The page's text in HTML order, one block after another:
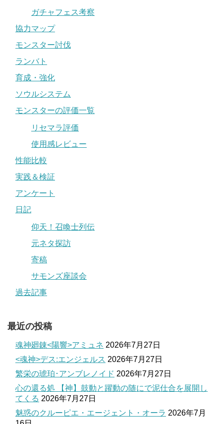
ガチャフェス考察
協力マップ
モンスター討伐
ランバト
育成・強化
ソウルシステム
モンスターの評価一覧
リセマラ評価
使用感レビュー
性能比較
実践＆検証
アンケート
日記
仰天！召喚士列伝
元ネタ探訪
寄稿
サモンズ座談会
過去記事
最近の投稿
魂神廻錬<陽響>アミュネ 2026年7月27日
<魂神>デス:エンジェルス 2026年7月27日
繁栄の琥珀･アンブレノイド 2026年7月27日
心の還る処 【神】鼓動と躍動の随にで泥仕合を展開し
てくる 2026年7月27日
魅惑のクルーピエ・エージェント・オーラ 2026年7月